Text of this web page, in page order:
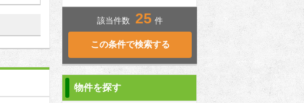
該当件数 25 件
物件を探す